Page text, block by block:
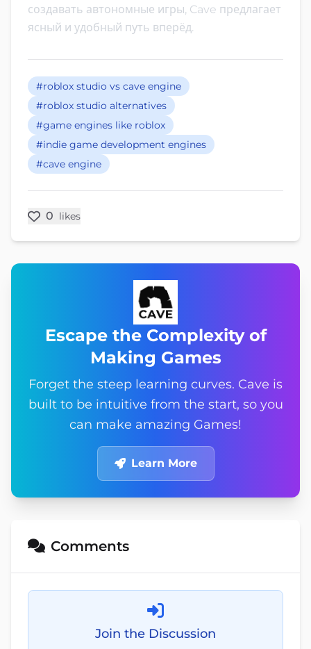
создавать автономные игры, Cave предлагает
ясный и удобный путь вперёд.
#roblox studio vs cave engine
#roblox studio alternatives
#game engines like roblox
#indie game development engines
#cave engine
0 likes
Escape the Complexity of
Making Games
Forget the steep learning curves. Cave is
built to be intuitive from the start, so you
can make amazing Games!
Learn More
Comments
Join the Discussion